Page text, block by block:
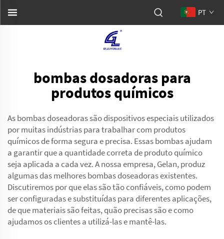
PT
bombas dosadoras para
produtos químicos
As bombas doseadoras são dispositivos especiais utilizados
por muitas indústrias para trabalhar com produtos
químicos de forma segura e precisa. Essas bombas ajudam
a garantir que a quantidade correta de produto químico
seja aplicada a cada vez. A nossa empresa, Gelan, produz
algumas das melhores bombas doseadoras existentes.
Discutiremos por que elas são tão confiáveis, como podem
ser configuradas e substituídas para diferentes aplicações,
de que materiais são feitas, quão precisas são e como
ajudamos os clientes a utilizá-las e mantê-las.